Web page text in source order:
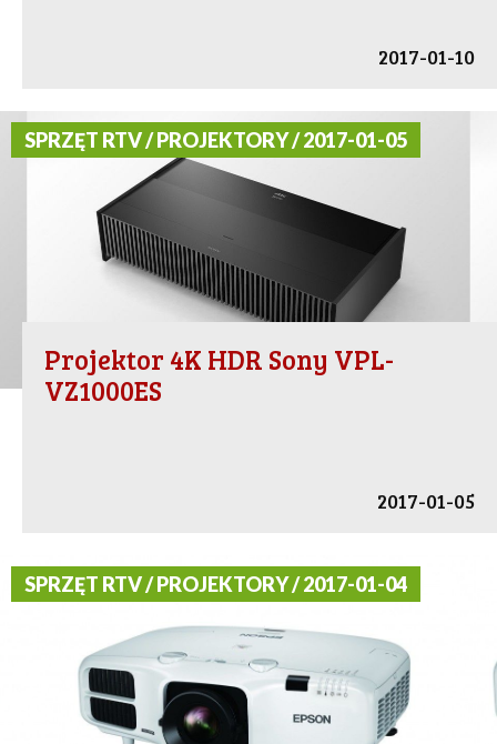
2017-01-10
SPRZĘT RTV / PROJEKTORY / 2017-01-05
Projektor 4K HDR Sony VPL-
VZ1000ES
2017-01-05
SPRZĘT RTV / PROJEKTORY / 2017-01-04